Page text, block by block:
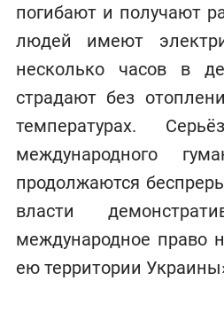
погибают и получают
людей имеют
несколько часов в
страдают без
температурах.
международного
продолжаются
власти
международное право
ею территории